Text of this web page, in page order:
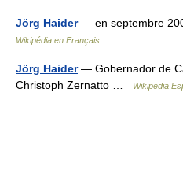
Jörg Haider— en septembre
Wikipédia en Français
Jörg Haider— Gobernador de
Christoph Zernatto …
Wikipedia